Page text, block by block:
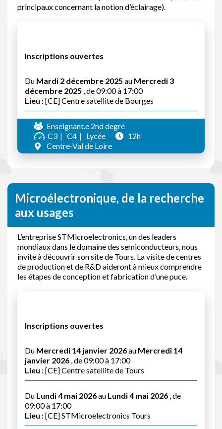
principaux concernant la notion d’éclairage).
Inscriptions ouvertes
Du Mardi 2 décembre 2025 au Mercredi 3
décembre 2025 , de 09:00 à 17:00
Lieu :[CE] Centre satellite de Bourges
Enseignant.e 2nd degré
C3
C4 Lycée
12h
Centre-Val de Loire
Microélectronique, de la recherche
aux usages
L’entreprise STMicroelectronics, un des leaders
mondiaux dans le domaine des semiconducteurs, nous
invite à découvrir son site de Tours. La visite de centres
de production et de R&D aideront à mieux comprendre
les étapes de conception et fabrication d’une puce.
Inscriptions ouvertes
Du Mercredi 14 janvier 2026au Mercredi 14
janvier 2026 , de 09:00 à 17:00
Lieu :[CE] Centre satellite de Tours
Du Lundi 4 mai 2026au Lundi 4 mai 2026 , de
09:00 à 17:00
Lieu :[CE] STMicroelectronics Tours